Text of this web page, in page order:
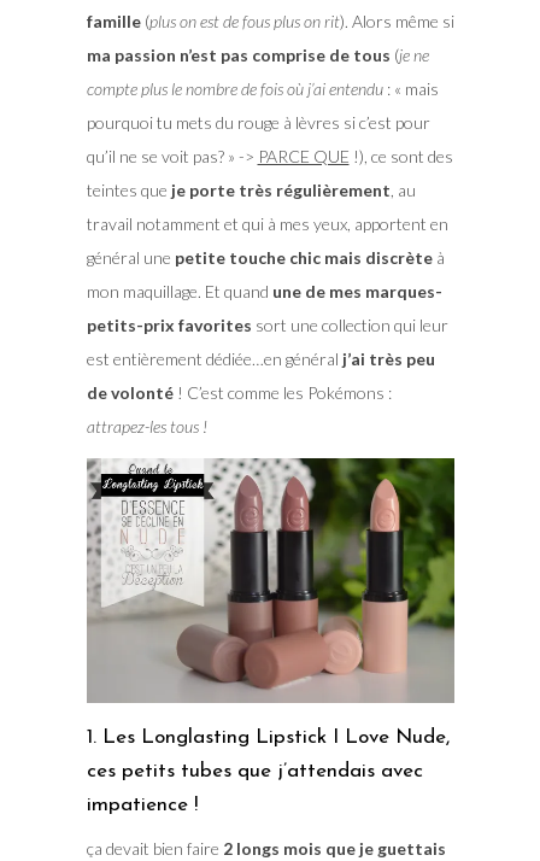
famille(plus on est de fous plus on rit). Alors même si
ma passion n’est pas comprise de tous (je ne
compte plus le nombre de fois où j’ai entendu: « mais
pourquoi tu mets du rouge à lèvres si c’est pour
qu’il ne se voit pas? » -> PARCE QUE !), ce sont des
teintes que je porte très régulièrement , au
travail notamment et qui à mes yeux, apportent en
général une petite touche chic mais discrèteà
mon maquillage. Et quand une de mes marques-
petits-prix favorites sort une collection qui leur
est entièrement dédiée…en général j’ai très peu
de volonté! C’est comme les Pokémons :
attrapez-les tous !
1. Les Longlasting Lipstick I Love Nude,
ces petits tubes que j’attendais avec
impatience !
ça devait bien faire 2 longs mois que je guettais